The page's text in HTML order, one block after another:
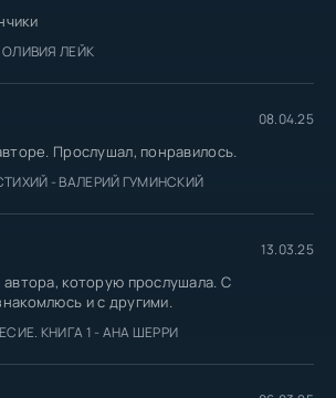
ЛЕЙК
08.04.25
Прослушал, понравилось.
- ВАЛЕРИЙ ГУМИНСКИЙ
13.03.25
автора, которую прослушала. С
и с другими.
КНИГА 1 - АНА ШЕРРИ